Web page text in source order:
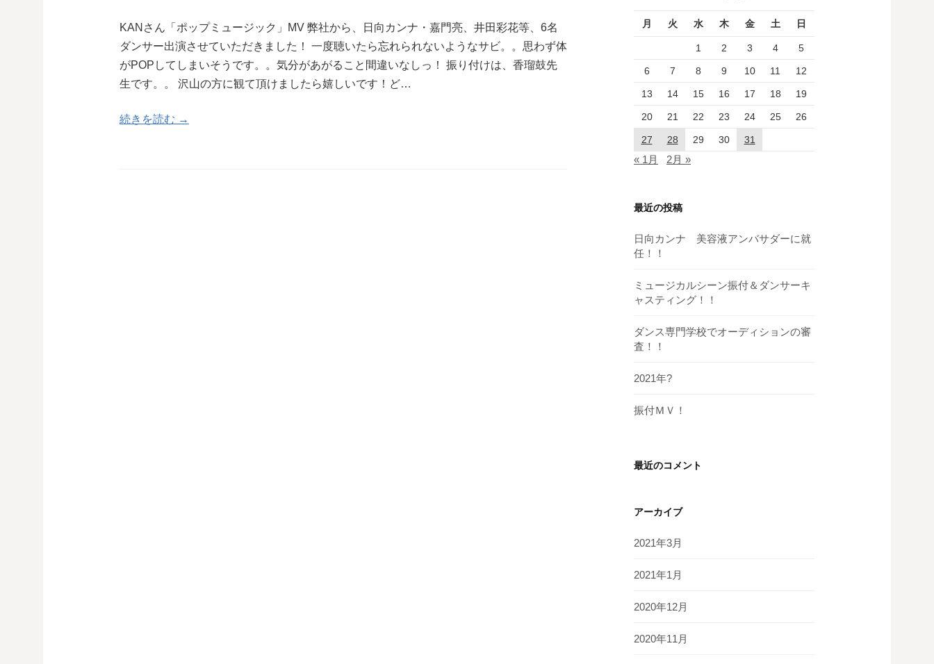
KANさん「ポップミュージック」MV 弊社から、日向カンナ・嘉門亮、井田彩花等、6名
ダンサー出演させていただきました！ 一度聴いたら忘れられないようなサビ。。思わず体
がPOPしてしまいそうです。。気分があがること間違いなしっ！ 振り付けは、香瑠鼓先
生です。。 沢山の方に観て頂けましたら嬉しいです！ど…
続きを読む →
月 火 水 木 金 土 日
1 2 3 4 5
6 7 8 9 10 11 12
13 14 15 16 17 18 19
20 21 22 23 24 25 26
27 28 29 30 31
« 1月 2月 »
最近の投稿
日向カンナ 美容液アンバサダーに就
任！！
ミュージカルシーン振付＆ダンサーキ
ャスティング！！
ダンス専門学校でオーディションの審
査！！
2021年?
振付ＭＶ！
最近のコメント
アーカイブ
2021年3月
2021年1月
2020年12月
2020年11月